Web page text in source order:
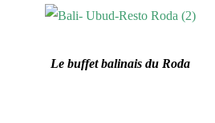
Le buffet balinais du Roda